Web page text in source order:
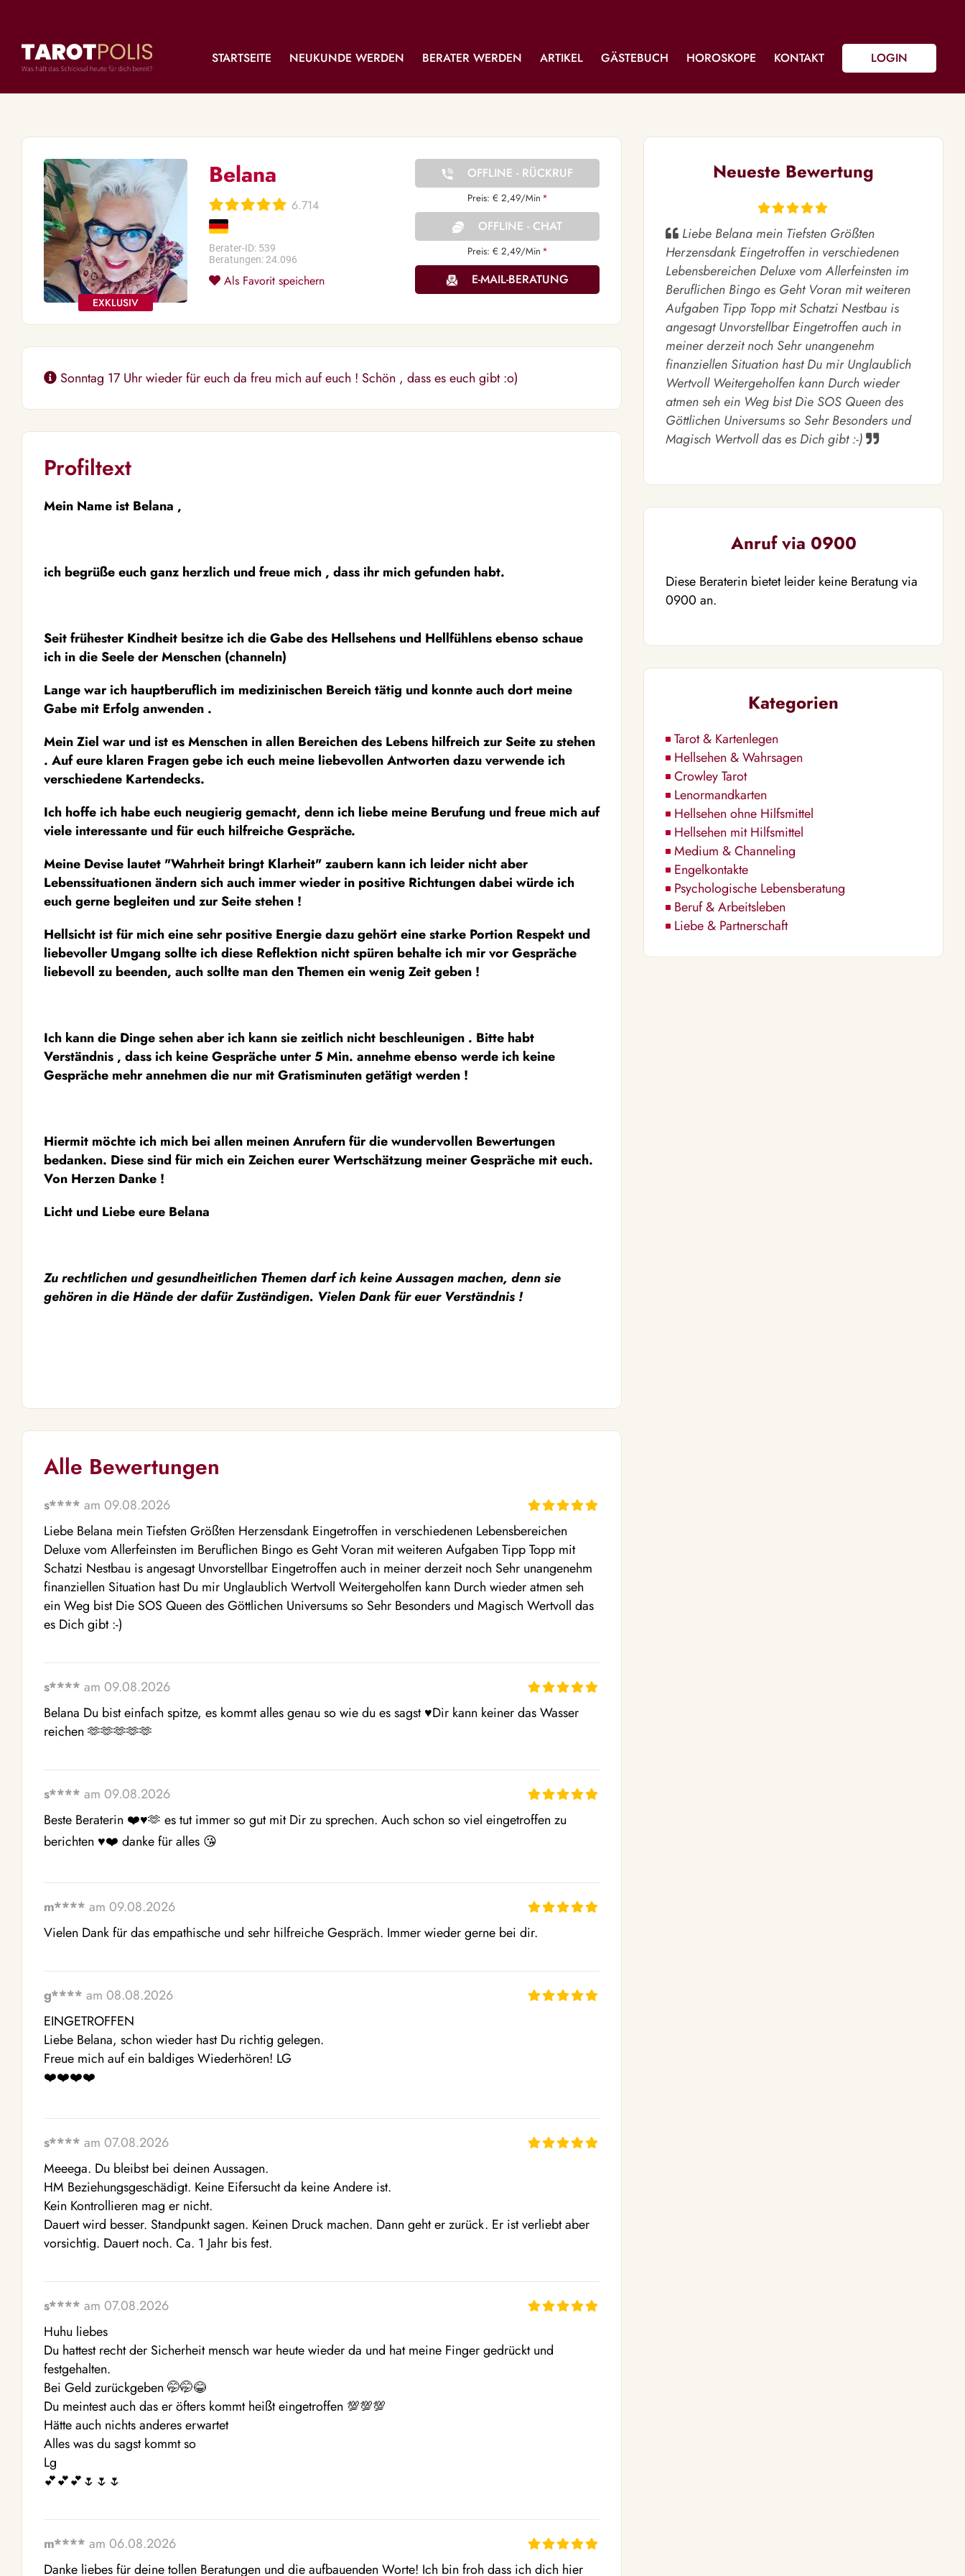
STARTSEITE NEUKUNDE WERDEN BERATER WERDEN ARTIKEL GÄSTEBUCH HOROSKOPE KONTAKT LOGIN
Belana
6.714
Berater-ID: 539
Beratungen: 24.096
Als Favorit speichern
OFFLINE - RÜCKRUF
Preis: € 2,49/Min *
OFFLINE - CHAT
Preis: € 2,49/Min *
E-MAIL-BERATUNG
Sonntag 17 Uhr wieder für euch da freu mich auf euch ! Schön , dass es euch gibt :o)
Profiltext
Mein Name ist Belana ,
ich begrüße euch ganz herzlich und freue mich , dass ihr mich gefunden habt.
Seit frühester Kindheit besitze ich die Gabe des Hellsehens und Hellfühlens ebenso schaue
ich in die Seele der Menschen (channeln)
Lange war ich hauptberuflich im medizinischen Bereich tätig und konnte auch dort meine
Gabe mit Erfolg anwenden .
Mein Ziel war und ist es Menschen in allen Bereichen des Lebens hilfreich zur Seite zu stehen
. Auf eure klaren Fragen gebe ich euch meine liebevollen Antworten dazu verwende ich
verschiedene Kartendecks.
Ich hoffe ich habe euch neugierig gemacht, denn ich liebe meine Berufung und freue mich auf
viele interessante und für euch hilfreiche Gespräche.
Meine Devise lautet "Wahrheit bringt Klarheit" zaubern kann ich leider nicht aber
Lebenssituationen ändern sich auch immer wieder in positive Richtungen dabei würde ich
euch gerne begleiten und zur Seite stehen !
Hellsicht ist für mich eine sehr positive Energie dazu gehört eine starke Portion Respekt und
liebevoller Umgang sollte ich diese Reflektion nicht spüren behalte ich mir vor Gespräche
liebevoll zu beenden, auch sollte man den Themen ein wenig Zeit geben !
Ich kann die Dinge sehen aber ich kann sie zeitlich nicht beschleunigen . Bitte habt
Verständnis , dass ich keine Gespräche unter 5 Min. annehme ebenso werde ich keine
Gespräche mehr annehmen die nur mit Gratisminuten getätigt werden !
Hiermit möchte ich mich bei allen meinen Anrufern für die wundervollen Bewertungen
bedanken. Diese sind für mich ein Zeichen eurer Wertschätzung meiner Gespräche mit euch.
Von Herzen Danke !
Licht und Liebe eure Belana
Zu rechtlichen und gesundheitlichen Themen darf ich keine Aussagen machen, denn sie
gehören in die Hände der dafür Zuständigen. Vielen Dank für euer Verständnis !
Alle Bewertungen
s**** am 09.08.2026
Liebe Belana mein Tiefsten Größten Herzensdank Eingetroffen in verschiedenen Lebensbereichen
Deluxe vom Allerfeinsten im Beruflichen Bingo es Geht Voran mit weiteren Aufgaben Tipp Topp mit
Schatzi Nestbau is angesagt Unvorstellbar Eingetroffen auch in meiner derzeit noch Sehr unangenehm
finanziellen Situation hast Du mir Unglaublich Wertvoll Weitergeholfen kann Durch wieder atmen seh
ein Weg bist Die SOS Queen des Göttlichen Universums so Sehr Besonders und Magisch Wertvoll das
es Dich gibt :-)
s**** am 09.08.2026
Belana Du bist einfach spitze, es kommt alles genau so wie du es sagst ♥️Dir kann keiner das Wasser
reichen 🫶🫶🫶🫶🫶
s**** am 09.08.2026
Beste Beraterin ❤️♥️🫶 es tut immer so gut mit Dir zu sprechen. Auch schon so viel eingetroffen zu
berichten ♥️❤️ danke für alles 😘
m**** am 09.08.2026
Vielen Dank für das empathische und sehr hilfreiche Gespräch. Immer wieder gerne bei dir.
g**** am 08.08.2026
EINGETROFFEN
Liebe Belana, schon wieder hast Du richtig gelegen.
Freue mich auf ein baldiges Wiederhören! LG
❤️❤️❤️❤️
s**** am 07.08.2026
Meeega. Du bleibst bei deinen Aussagen.
HM Beziehungsgeschädigt. Keine Eifersucht da keine Andere ist.
Kein Kontrollieren mag er nicht.
Dauert wird besser. Standpunkt sagen. Keinen Druck machen. Dann geht er zurück. Er ist verliebt aber
vorsichtig. Dauert noch. Ca. 1 Jahr bis fest.
s**** am 07.08.2026
Huhu liebes
Du hattest recht der Sicherheit mensch war heute wieder da und hat meine Finger gedrückt und
festgehalten.
Bei Geld zurückgeben 🤭🤭😂
Du meintest auch das er öfters kommt heißt eingetroffen 💯💯💯
Hätte auch nichts anderes erwartet
Alles was du sagst kommt so
Lg
💕💕💕🌷🌷🌷
m**** am 06.08.2026
Danke liebes für deine tollen Beratungen und die aufbauenden Worte! Ich bin froh dass ich dich hier
Neueste Bewertung
Liebe Belana mein Tiefsten Größten
Herzensdank Eingetroffen in verschiedenen
Lebensbereichen Deluxe vom Allerfeinsten im
Beruflichen Bingo es Geht Voran mit weiteren
Aufgaben Tipp Topp mit Schatzi Nestbau is
angesagt Unvorstellbar Eingetroffen auch in
meiner derzeit noch Sehr unangenehm
finanziellen Situation hast Du mir Unglaublich
Wertvoll Weitergeholfen kann Durch wieder
atmen seh ein Weg bist Die SOS Queen des
Göttlichen Universums so Sehr Besonders und
Magisch Wertvoll das es Dich gibt :-)
Anruf via 0900
Diese Beraterin bietet leider keine Beratung via
0900 an.
Kategorien
Tarot & Kartenlegen
Hellsehen & Wahrsagen
Crowley Tarot
Lenormandkarten
Hellsehen ohne Hilfsmittel
Hellsehen mit Hilfsmittel
Medium & Channeling
Engelkontakte
Psychologische Lebensberatung
Beruf & Arbeitsleben
Liebe & Partnerschaft